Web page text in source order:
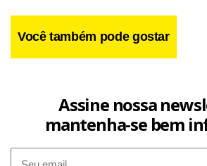
Você também pode gostar
Assine nossa
mantenha-se bem